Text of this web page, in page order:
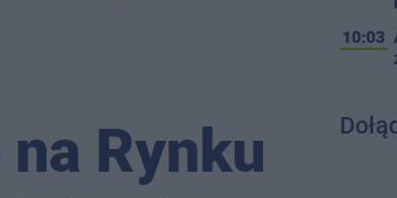
Rynku
10:03